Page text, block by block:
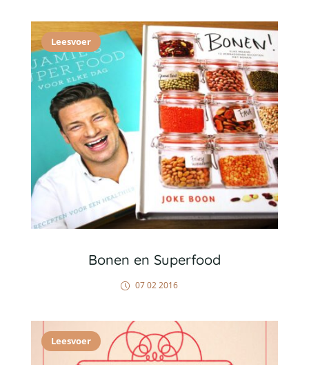
Leesvoer
Bonen en Superfood
07 02 2016
Leesvoer